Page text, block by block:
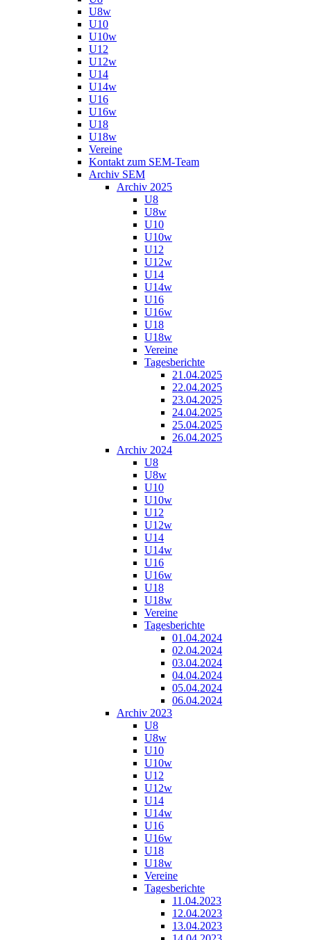
U8w
U10
U10w
U12
U12w
U14
U14w
U16
U16w
U18
U18w
Vereine
Kontakt zum SEM-Team
Archiv SEM
Archiv 2025
U8
U8w
U10
U10w
U12
U12w
U14
U14w
U16
U16w
U18
U18w
Vereine
Tagesberichte
21.04.2025
22.04.2025
23.04.2025
24.04.2025
25.04.2025
26.04.2025
Archiv 2024
U8
U8w
U10
U10w
U12
U12w
U14
U14w
U16
U16w
U18
U18w
Vereine
Tagesberichte
01.04.2024
02.04.2024
03.04.2024
04.04.2024
05.04.2024
06.04.2024
Archiv 2023
U8
U8w
U10
U10w
U12
U12w
U14
U14w
U16
U16w
U18
U18w
Vereine
Tagesberichte
11.04.2023
12.04.2023
13.04.2023